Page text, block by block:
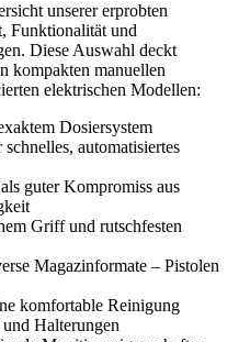
unserer erprobten
Funktionalität und
Diese Auswahl deckt
kompakten manuellen
elektrischen Modellen:
Dosiersystem
automatisiertes
guter Kompromiss aus
Griff und rutschfesten
Magazinformate – Pistolen
komfortable Reinigung
Halterungen